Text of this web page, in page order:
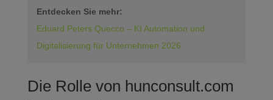
Entdecken Sie mehr:
Eduard Peters Quecco – KI Automation und
Digitalisierung für Unternehmen 2026
Die Rolle von hunconsult.com